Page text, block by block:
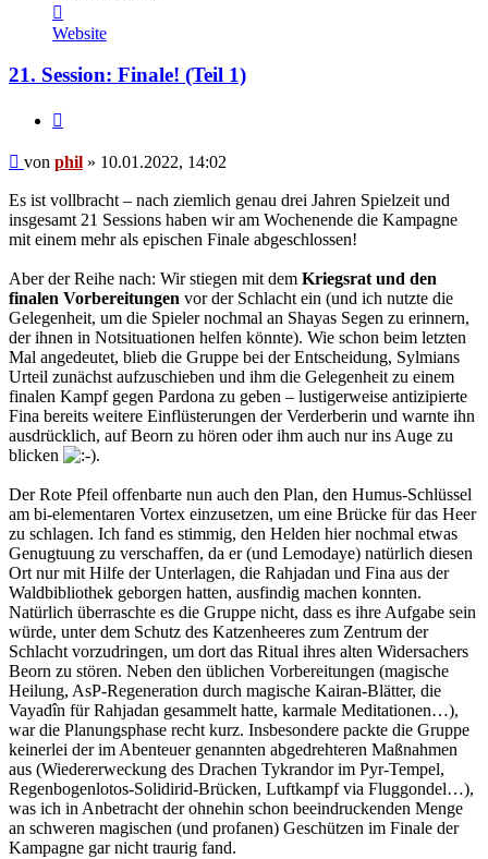
von
phil
Website
21. Session: Finale! (Teil 1)
Beitrag
von phil » 10.01.2022, 14:02
Es ist vollbracht – nach ziemlich genau drei Jahren Spielzeit und
insgesamt 21 Sessions haben wir am Wochenende die Kampagne
mit einem mehr als epischen Finale abgeschlossen!
Aber der Reihe nach: Wir stiegen mit dem Kriegsrat und den
finalen Vorbereitungen vor der Schlacht ein (und ich nutzte die
Gelegenheit, um die Spieler nochmal an Shayas Segen zu erinnern,
der ihnen in Notsituationen helfen könnte). Wie schon beim letzten
Mal angedeutet, blieb die Gruppe bei der Entscheidung, Sylmians
Urteil zunächst aufzuschieben und ihm die Gelegenheit zu einem
finalen Kampf gegen Pardona zu geben – lustigerweise antizipierte
Fina bereits weitere Einflüsterungen der Verderberin und warnte ihn
ausdrücklich, auf Beorn zu hören oder ihm auch nur ins Auge zu
blicken
.
Der Rote Pfeil offenbarte nun auch den Plan, den Humus-Schlüssel
am bi-elementaren Vortex einzusetzen, um eine Brücke für das Heer
zu schlagen. Ich fand es stimmig, den Helden hier nochmal etwas
Genugtuung zu verschaffen, da er (und Lemodaye) natürlich diesen
Ort nur mit Hilfe der Unterlagen, die Rahjadan und Fina aus der
Waldbibliothek geborgen hatten, ausfindig machen konnten.
Natürlich überraschte es die Gruppe nicht, dass es ihre Aufgabe sein
würde, unter dem Schutz des Katzenheeres zum Zentrum der
Schlacht vorzudringen, um dort das Ritual ihres alten Widersachers
Beorn zu stören. Neben den üblichen Vorbereitungen (magische
Heilung, AsP-Regeneration durch magische Kairan-Blätter, die
Vayadîn für Rahjadan gesammelt hatte, karmale Meditationen…),
war die Planungsphase recht kurz. Insbesondere packte die Gruppe
keinerlei der im Abenteuer genannten abgedrehteren Maßnahmen
aus (Wiedererweckung des Drachen Tykrandor im Pyr-Tempel,
Regenbogenlotos-Solidirid-Brücken, Luftkampf via Fluggondel…),
was ich in Anbetracht der ohnehin schon beeindruckenden Menge
an schweren magischen (und profanen) Geschützen im Finale der
Kampagne gar nicht traurig fand.